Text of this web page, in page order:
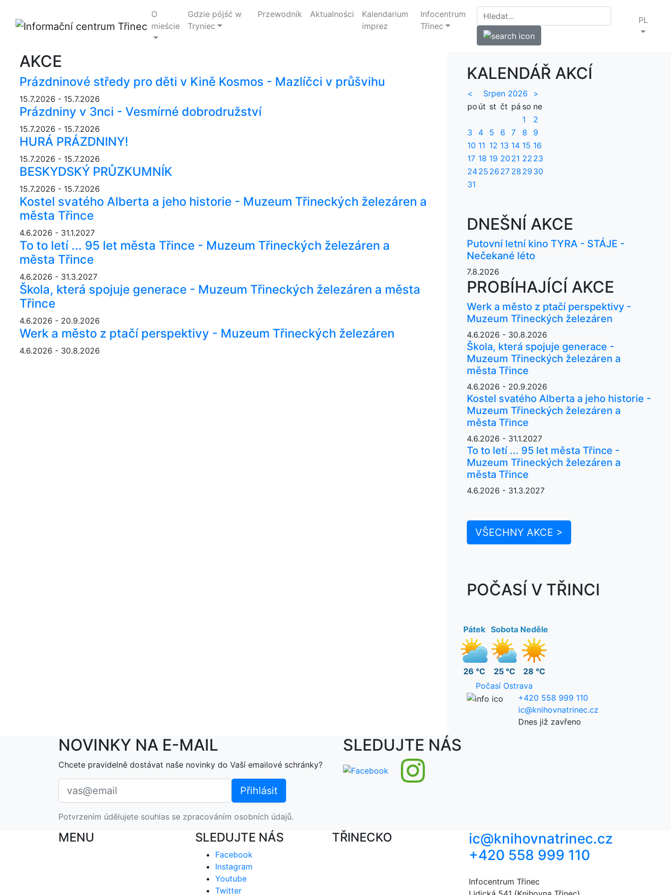
O
mieście
Gdzie pójść w
Tryniec
Przewodnik Aktualności
Kalendarium
imprez
Infocentrum
Třinec
PL
AKCE
Prázdninové středy pro děti v Kině Kosmos - Mazlíčci v průšvihu
15.7.2026 - 15.7.2026
Prázdniny v 3nci - Vesmírné dobrodružství
15.7.2026 - 15.7.2026
HURÁ PRÁZDNINY!
15.7.2026 - 15.7.2026
BESKYDSKÝ PRŮZKUMNÍK
15.7.2026 - 15.7.2026
Kostel svatého Alberta a jeho historie - Muzeum Třineckých železáren a
města Třince
4.6.2026 - 31.1.2027
To to letí ... 95 let města Třince - Muzeum Třineckých železáren a
města Třince
4.6.2026 - 31.3.2027
Škola, která spojuje generace - Muzeum Třineckých železáren a města
Třince
4.6.2026 - 20.9.2026
Werk a město z ptačí perspektivy - Muzeum Třineckých železáren
4.6.2026 - 30.8.2026
KALENDÁŘ AKCÍ
< Srpen 2026
>
po út st čt pá so ne
1
2
3
4 5 6 7 8
9
10 11 12 13 14 15 16
17 18 19 20 21 22 23
2425 26 27 28 29 30
31
DNEŠNÍ AKCE
Putovní letní kino TYRA - STÁJE -
Nečekané léto
7.8.2026
PROBÍHAJÍCÍ AKCE
Werk a město z ptačí perspektivy -
Muzeum Třineckých železáren
4.6.2026 - 30.8.2026
Škola, která spojuje generace -
Muzeum Třineckých železáren a
města Třince
4.6.2026 - 20.9.2026
Kostel svatého Alberta a jeho historie -
Muzeum Třineckých železáren a
města Třince
4.6.2026 - 31.1.2027
To to letí ... 95 let města Třince -
Muzeum Třineckých železáren a
města Třince
4.6.2026 - 31.3.2027
VŠECHNY AKCE >
POČASÍ V TŘINCI
Pátek
26 °C
Sobota
25 °C
Neděle
28 °C
Počasí Ostrava
+420 558 999 110
ic@knihovnatrinec.cz
Dnes již zavřeno
NOVINKY NA E-MAIL
Chcete pravidelně dostávat naše novinky do Vaší emailové schránky?
Potvrzením údělujete souhlas se zpracováním osobních údajů.
SLEDUJTE NÁS
MENU SLEDUJTE NÁS
Facebook
Instagram
Youtube
Twitter
TŘINECKO
ic@knihovnatrinec.cz
+420 558 999 110
Infocentrum Třinec